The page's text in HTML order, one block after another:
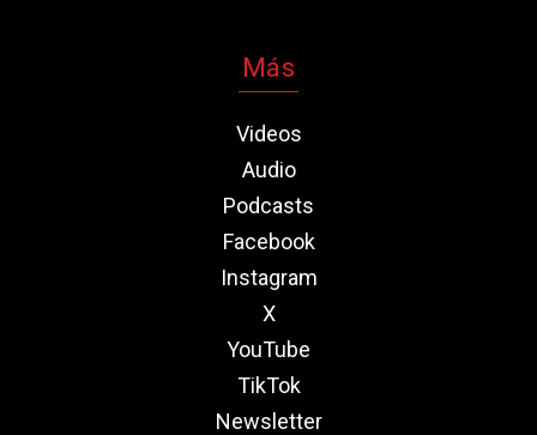
Más
Videos
Audio
Podcasts
Facebook
Instagram
X
YouTube
TikTok
Newsletter